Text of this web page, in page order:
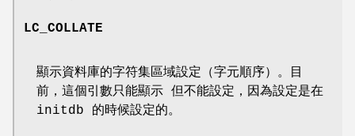
LC_COLLATE
顯示資料庫的字符集區域設定（字元順序）。目
前，這個引數只能顯示 但不能設定，因為設定是在
initdb 的時候設定的。